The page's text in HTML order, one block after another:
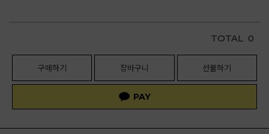
TOTAL 0
구매하기 장바구니 선물하기